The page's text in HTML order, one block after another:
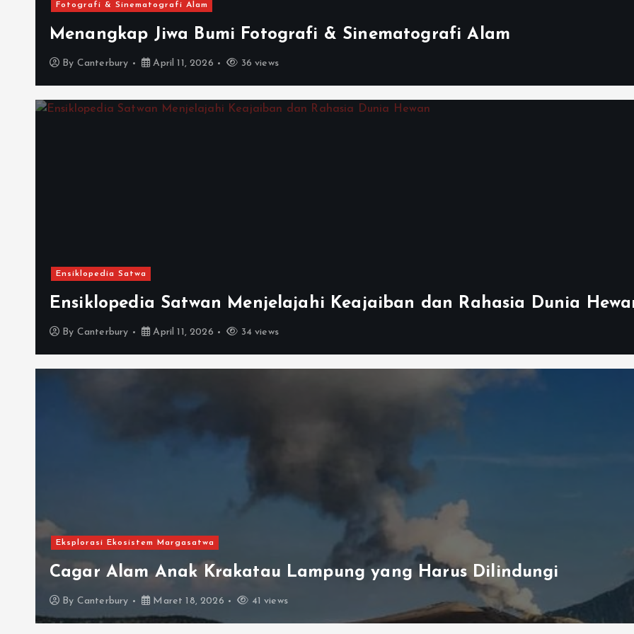
Fotografi & Sinematografi Alam
Menangkap Jiwa Bumi Fotografi & Sinematografi Alam
By Canterbury April 11, 2026 36 views
Ensiklopedia Satwa
Ensiklopedia Satwan Menjelajahi Keajaiban dan Rahasia Dunia
By Canterbury April 11, 2026 34 views
Eksplorasi Ekosistem Margasatwa
Cagar Alam Anak Krakatau Lampung yang Harus Dilindungi
By Canterbury Maret 18, 2026 41 views